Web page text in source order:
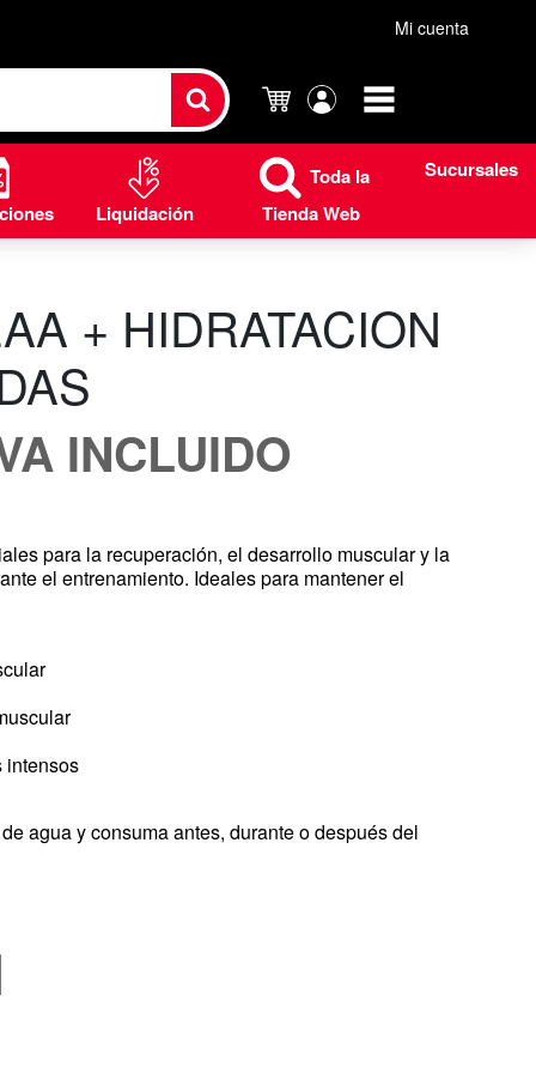
Mi cuenta
Carrito
cuenta
Liquidación
Toda la
Tienda Web
Sucursales
+ HIDRATACION
INCLUIDO
para la recuperación, el desarrollo muscular y la
el entrenamiento. Ideales para mantener el
intensos
agua y consuma antes, durante o después del